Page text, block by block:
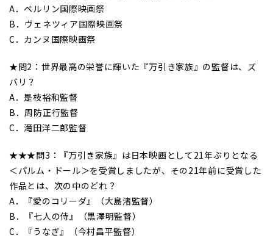
A．ベルリン国際映画祭
B．ヴェネツィア国際映画祭
C．カンヌ国際映画祭
★問2：世界最高の栄誉に輝いた『万引き家族』の監督は、ズ
バリ？
A．是枝裕和監督
B．周防正行監督
C．滝田洋二郎監督
★★★問3：『万引き家族』は日本映画として21年ぶりとなる
＜パルム・ドール＞を受賞しましたが、その21年前に受賞した
作品とは、次の中のどれ？
A．『愛のコリーダ』（大島渚監督）
B．『七人の侍』（黒澤明監督）
C．『うなぎ』（今村昌平監督）